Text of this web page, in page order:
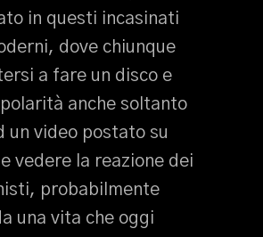
in questi incasinati
dove chiunque
a fare un disco e
anche soltanto
un video postato su
vedere la reazione dei
probabilmente
una vita che oggi